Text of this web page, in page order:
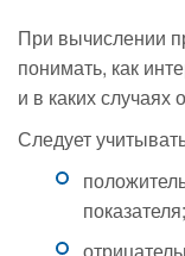
При вычислении
понимать, как
и в каких случаях
Следует
показателя;